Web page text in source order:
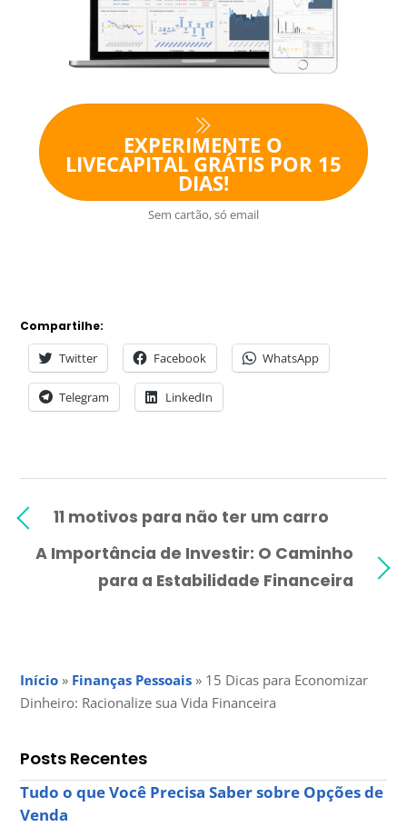
EXPERIMENTE O
LIVECAPITAL GRÁTIS POR 15
DIAS!
Sem cartão, só email
Compartilhe:
Twitter Facebook WhatsApp
Telegram LinkedIn
11 motivos para não ter um carro
A Importância de Investir: O Caminho
para a Estabilidade Financeira
Início » Finanças Pessoais » 15 Dicas para Economizar
Dinheiro: Racionalize sua Vida Financeira
Posts Recentes
Tudo o que Você Precisa Saber sobre Opções de
Venda